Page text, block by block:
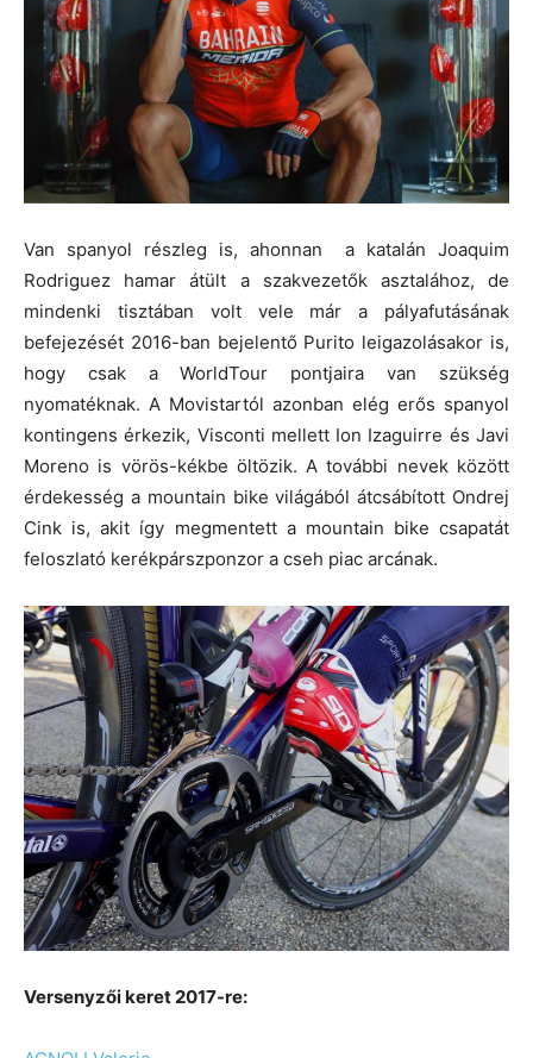
Van spanyol részleg is, ahonnan a katalán Joaquim
Rodriguez hamar átült a szakvezetők asztalához, de
mindenki tisztában volt vele már a pályafutásának
befejezését 2016-ban bejelentő Purito leigazolásakor is,
hogy csak a WorldTour pontjaira van szükség
nyomatéknak. A Movistartól azonban elég erős spanyol
kontingens érkezik, Visconti mellett Ion Izaguirre és Javi
Moreno is vörös-kékbe öltözik. A további nevek között
érdekesség a mountain bike világából átcsábított Ondrej
Cink is, akit így megmentett a mountain bike csapatát
feloszlató kerékpárszponzor a cseh piac arcának.
Versenyzői keret 2017-re: